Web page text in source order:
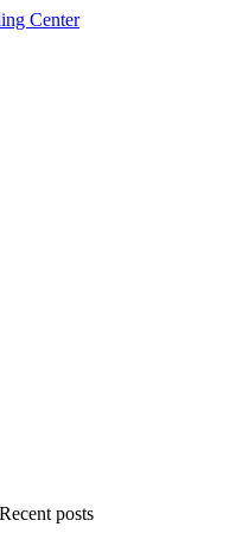
Recent posts